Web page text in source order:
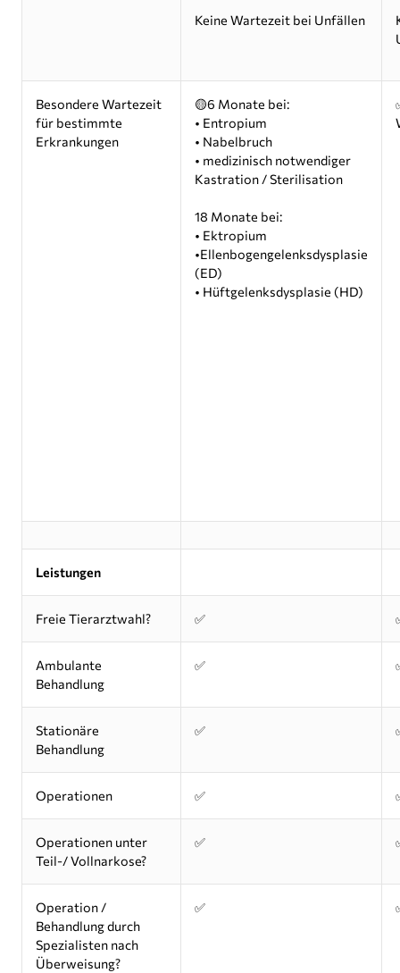
Keine Wartezeit bei Unfällen
Besondere Wartezeit
für bestimmte
Erkrankungen
🟡6 Monate bei:
• Entropium
• Nabelbruch
• medizinisch notwendiger
Kastration / Sterilisation
18 Monate bei:
• Ektropium
•Ellenbogengelenksdysplasie
(ED)
• Hüftgelenksdysplasie (HD)
Leistungen
Freie Tierarztwahl? ✅
Ambulante
Behandlung
✅
Stationäre
Behandlung
✅
Operationen ✅
Operationen unter
Teil-/ Vollnarkose?
✅
Operation /
Behandlung durch
Spezialisten nach
Überweisung?
✅